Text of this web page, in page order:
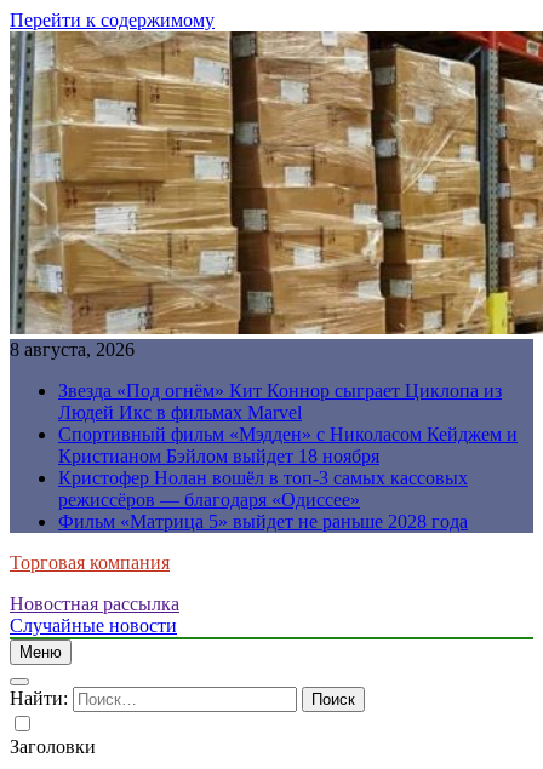
Перейти к содержимому
8 августа, 2026
Звезда «Под огнём» Кит Коннор сыграет Циклопа из
Людей Икс в фильмах Marvel
Спортивный фильм «Мэдден» с Николасом Кейджем и
Кристианом Бэйлом выйдет 18 ноября
Кристофер Нолан вошёл в топ-3 самых кассовых
режиссёров — благодаря «Одиссее»
Фильм «Матрица 5» выйдет не раньше 2028 года
Торговая компания
Новостная рассылка
Случайные новости
Меню
Найти:
Заголовки